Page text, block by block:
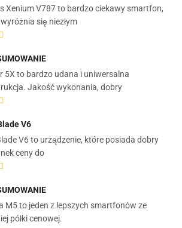
Xenium V787 to bardzo ciekawy smartfon,
się niezłym
5X to bardzo udana i uniwersalna
Jakość wykonania, dobry
V6
V6 to urządzenie, które posiada dobry
ceny do
M5 to jeden z lepszych smartfonów ze
półki cenowej.